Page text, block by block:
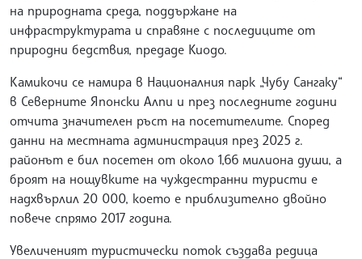
на природната среда, поддържане на
инфраструктурата и справяне с последиците от
природни бедствия, предаде Киодо.
Камикочи се намира в Националния парк „Чубу Сангаку“
в Северните Японски Алпи и през последните години
отчита значителен ръст на посетителите. Според
данни на местната администрация през 2025 г.
районът е бил посетен от около 1,66 милиона души, а
броят на нощувките на чуждестранни туристи е
надхвърлил 20 000, което е приблизително двойно
повече спрямо 2017 година.
Увеличеният туристически поток създава редица